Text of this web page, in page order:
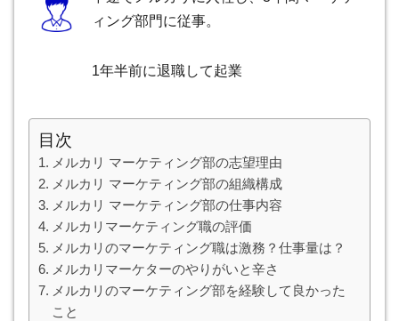
ィング部門に従事。
1年半前に退職して起業
目次
メルカリ マーケティング部の志望理由
メルカリ マーケティング部の組織構成
メルカリ マーケティング部の仕事内容
メルカリマーケティング職の評価
メルカリのマーケティング職は激務？仕事量は？
メルカリマーケターのやりがいと辛さ
メルカリのマーケティング部を経験して良かった
こと